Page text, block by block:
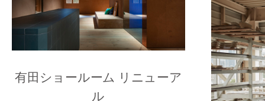
有田ショールーム リニューア
ル